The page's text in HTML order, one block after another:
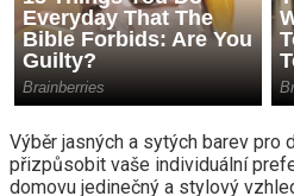
Výběr jasných a sytých barev pro
přizpůsobit vaše individuální
domovu jedinečný a stylový